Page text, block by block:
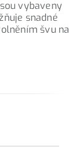
vybaveny
snadné
švu na